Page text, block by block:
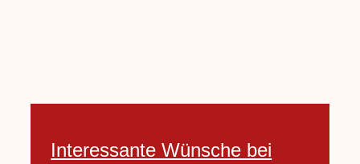
Interessante Wünsche bei